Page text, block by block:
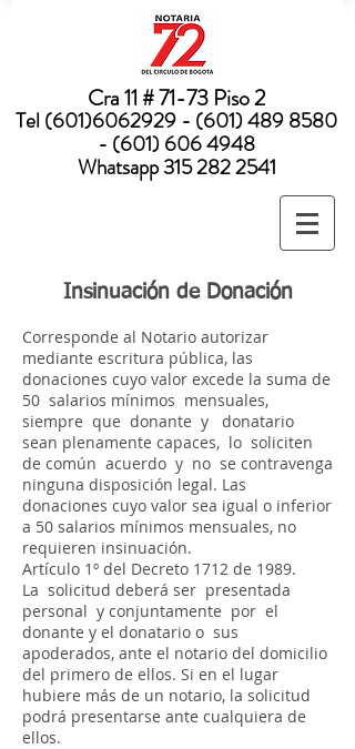
Cra 11 # 71-73 Piso 2
Tel (601)6062929 - (601) 4898580
- (601) 606 4948
Whatsapp315 282 2541
Insinuación de Donación
Corresponde al Notario autorizar
mediante escritura pública, las
donaciones cuyo valor excede la suma de
50 salarios mínimos mensuales,
siempre que donante y donatario
sean plenamente capaces, lo soliciten
de común acuerdo y no se contravenga
ninguna disposición legal. Las
donaciones cuyo valor sea igual o inferior
a 50 salarios mínimos mensuales, no
requieren insinuación.
Artículo 1º del Decreto 1712 de 1989.
La solicitud deberá ser presentada
personal y conjuntamente por el
donante y el donatario o sus
apoderados, ante el notario del domicilio
del primero de ellos. Si en el lugar
hubiere más de un notario, la solicitud
podrá presentarse ante cualquiera de
ellos.